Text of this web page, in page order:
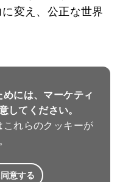
変え、公正な世界
には、マーケティ
してください。
れらのクッキーが
意する